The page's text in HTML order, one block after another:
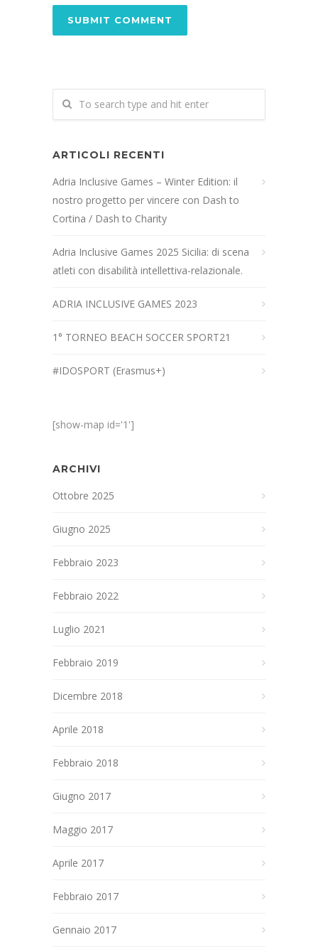
ARTICOLI RECENTI
Adria Inclusive Games – Winter Edition: il
nostro progetto per vincere con Dash to
Cortina / Dash to Charity
Adria Inclusive Games 2025 Sicilia: di scena
atleti con disabilità intellettiva-relazionale.
ADRIA INCLUSIVE GAMES 2023
1° TORNEO BEACH SOCCER SPORT21
#IDOSPORT (Erasmus+)
[show-map id='1']
ARCHIVI
Ottobre 2025
Giugno 2025
Febbraio 2023
Febbraio 2022
Luglio 2021
Febbraio 2019
Dicembre 2018
Aprile 2018
Febbraio 2018
Giugno 2017
Maggio 2017
Aprile 2017
Febbraio 2017
Gennaio 2017